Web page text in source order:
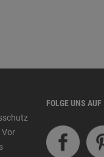
Vor
FOLGE UNS AUF